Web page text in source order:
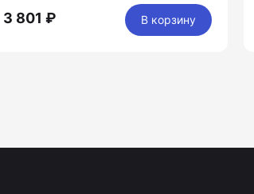
3 801 ₽ В корзину